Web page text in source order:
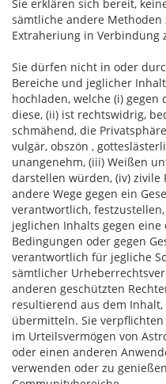
Sie erklären sich bereit,
sämtliche andere
Extraheriung in Verbindung
Sie dürfen nicht in oder
Bereiche und jeglicher
hochladen, welche (i)
diese, (ii) ist rechtswidrig,
schmähend, die
vulgär, obszön ,
unangenehm, (iii) Weißen
darstellen würden, (iv)
andere Wege gegen ein
verantwortlich,
jeglichen Inhalts gegen
Bedingungen oder gegen
verantwortlich für jegliche
sämtlicher
anderen geschützten
resultierend aus dem
übermitteln. Sie
im Urteilsvermögen von
oder einen anderen
verwenden oder zu